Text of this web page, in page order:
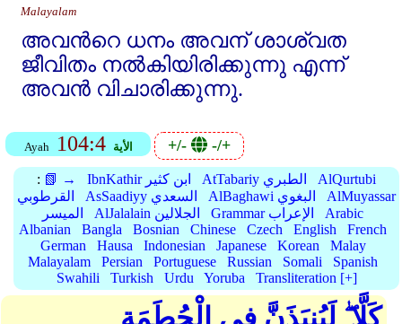
Malayalam
അവന്‍റെ ധനം അവന്‌ ശാശ്വത
ജീവിതം നല്‍കിയിരിക്കുന്നു എന്ന്‌
അവന്‍ വിചാരിക്കുന്നു.
Ayah 104:4 الأية +/- -/+
: 📗 → IbnKathir ابن كثير AtTabariy الطبري
AlQurtubi
القرطوبي
AsSaadiyy السعدي AlBaghawi البغوي
AlMuyassar
الميسر
AlJalalain الجلالين Grammar الإعراب
Arabic
Albanian
Bangla Bosnian Chinese Czech English
French
German
Hausa Indonesian Japanese Korean
Malay
Malayalam
Persian Portuguese Russian Somali
Spanish
Swahili
Turkish Urdu Yoruba Transliteration [+]